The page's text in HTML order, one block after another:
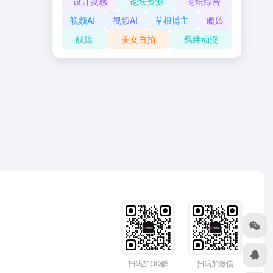
视频AI
视频AI 草根博主
艦娘
舰娘
美女自拍 羁绊动漫
扫码加QQ群 扫码加微信